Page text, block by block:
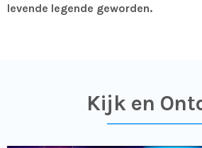
levende legende geworden.
Kijk en